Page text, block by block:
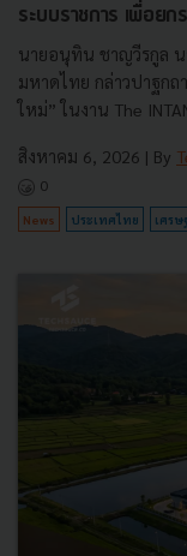
ระบบราชการ เพื่อยก
นายอนุทิน ชาญวีรกูล น
มหาดไทย กล่าวปาฐกถ
ใหม่” ในงาน The
สิงหาคม 6, 2026 | By
0
News ประเทศไทย เศรษ